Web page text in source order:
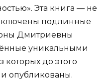
Эта книга — не
подлинные
Дмитриевны
уникальными
до этого
опубликованы.